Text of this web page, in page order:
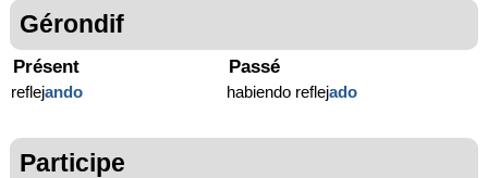
Gérondif
Présent
reflejando
Passé
habiendo reflejado
Participe